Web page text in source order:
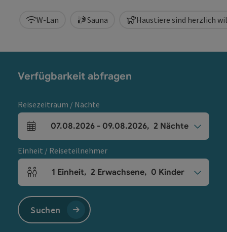
W-Lan Sauna Haustiere sind herzlich
Verfügbarkeit abfragen
Reisezeitraum / Nächte
An- und Abreisefelder
07.08.2026 - 09.08.2026, 2 Nächte
Einheit / Reiseteilnehmer
Einheitenanzahl und Personenfelder
1 Einheit, 2 Erwachsene, 0 Kinder
Suchen